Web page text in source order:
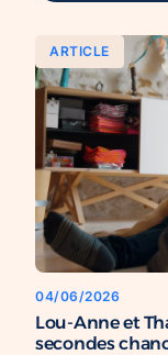
ARTICLE
04/06/2026
Lou-Anne et
secondes